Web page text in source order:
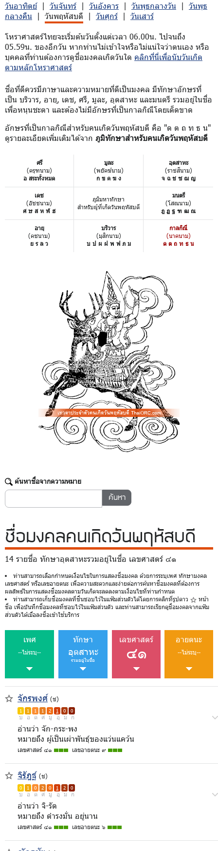
วันอาทิตย์| วันจันทร์ | วันอังคาร | วันพุธกลางวัน | วันพุธ
กลางคืน | วันพฤหัสบดี | วันศุกร์ | วันเสาร์
โหราศาสตร์ไทยจะเริ่มต้นวันตั้งแต่เวลา 06.00น. ไปจนถึง
05.59น. ของอีกวัน หากท่านไม่เข้าใจหรือไม่แน่ใจว่าตนเอง หรือ
บุคคลที่ท่านต้องการดูชื่อมงคลเกิดวันใด คลิกที่นี่เพื่อนับวันเกิด
ตามหลักโหราศาสตร์
ชื่อที่ดีควรมีภาษาและความหมายที่ดีเป็นมงคล มีทักษาอักษรที่
เป็น บริวาร, อายุ, เดช, ศรี, มูละ, อุตสาหะ และมนตรี รวมอยู่ในชื่อ
เพื่อหนุนชะตา และต้องไม่มีอักษรที่เป็นกาลกิณีโดยเด็ดขาด
อักษรที่เป็นกาลกิณีสำหรับคนเกิดวันพฤหัสบดี คือ "ด ต ถ ท ธ น"
ดูรายละเอียดเพิ่มเติมได้จาก ภูมิทักษาสำหรับคนเกิดวันพฤหัสบดี
ศรี
(ครุฑนาม)
อ สระทั้งหมด
มูละ
(พยัคฆ์นาม)
ก ข ค ฆ ง
อุตสาหะ
(ราชสีนาม)
จ ฉ ช ซ ฌ ญ
เดช
(อัชชนาม)
ศ ษ ส ห ฬ ฮ
ภูมิมหาทักษา
สำหรับผู้ที่เกิดวันพฤหัสบดี
มนตรี
(โสณนาม)
ฎ ฏ ฐ ฑ ฒ ณ
อายุ
(คชนาม)
ย ร ล ว
บริวาร
(มุสิกนาม)
บ ป ผ ฝ พ ฟ ภ ม
กาลกิณี
(นาคนาม)
ด ต ถ ท ธ น
ค้นหาชื่อจากความหมาย
ชื่อมงคลคนเกิดวันพฤหัสบดี
14 รายชื่อ ทักษาอุตสาหะรวมอยู่ในชื่อ เลขศาสตร์ ๔๑
ท่านสามารถเลือกกำหนดเงื่อนไขในการแสดงชื่อมงคล ด้วยการระบุเพศ ทักษามงคล
เลขศาสตร์ หรือเลขอายตนะ เพื่อความสะดวกและง่ายต่อการค้นหาชื่อมงคลที่ต้องการ
ผลลัพธ์ในการแสดงชื่อมงคลตามวันเกิดจะลดลงตามเงื่อนไขที่ท่านกำหนด
ท่านสามารถเก็บชื่อมงคลที่ชื่นชอบไว้ในแฟ้มส่วนตัวได้โดยการคลิกที่รูปดาว
หน้า
ชื่อ เพื่อบันทึกชื่อมงคลที่ชอบไว้ในแฟ้มส่วนตัว และท่านสามารถเรียกดูชื่อมงคลจากแฟ้ม
ส่วนตัวได้เมื่อลงชื่อเข้าใช้บริการ
เพศ
--ไม่ระบุ--
ทักษา
อุตสาหะ
รวมอยู่ในชื่อ
เลขศาสตร์
๔๑
อายตนะ
--ไม่ระบุ--
จักรพงศ์ (ช)
1 1 1 1 2 1 0 0
บ อ ด ศ มู อุ ม ก
อ่านว่า จัก-กระ-พง
หมายถึง ผู้เป็นเผ่าพันธุ์ของแว่นแคว้น
เลขศาสตร์ ๔๑ เลขอายตนะ ๙
จิรัฎฐ์ (ช)
0 1 0 2 0 1 2 0
บ อ ด ศ มู อุ ม ก
อ่านว่า จิ-รัด
หมายถึง ดำรงมั่น อยู่นาน
เลขศาสตร์ ๔๑ เลขอายตนะ ๖